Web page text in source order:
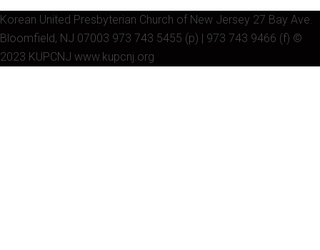
Korean United Presbyterian Church of New Jersey 27 Bay Ave.
Bloomfield, NJ 07003 973 743 5455 (p) | 973 743 9466 (f) ©
2023 KUPCNJ www.kupcnj.org